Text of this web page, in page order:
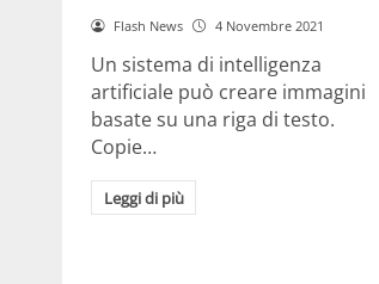
Flash News 4 Novembre 2021
Un sistema di intelligenza
artificiale può creare immagini
basate su una riga di testo.
Copie…
Leggi di più